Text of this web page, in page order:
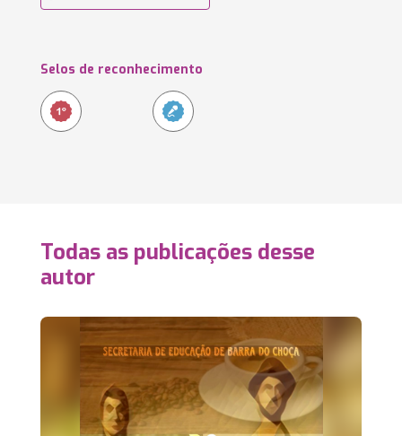
Selos de reconhecimento
Todas as publicações desse
autor